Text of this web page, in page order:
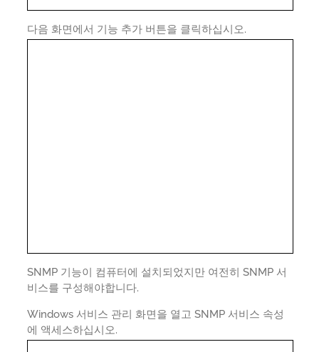
다음 화면에서 기능 추가 버튼을 클릭하십시오.
SNMP 기능이 컴퓨터에 설치되었지만 여전히 SNMP 서
비스를 구성해야합니다.
Windows 서비스 관리 화면을 열고 SNMP 서비스 속성
에 액세스하십시오.